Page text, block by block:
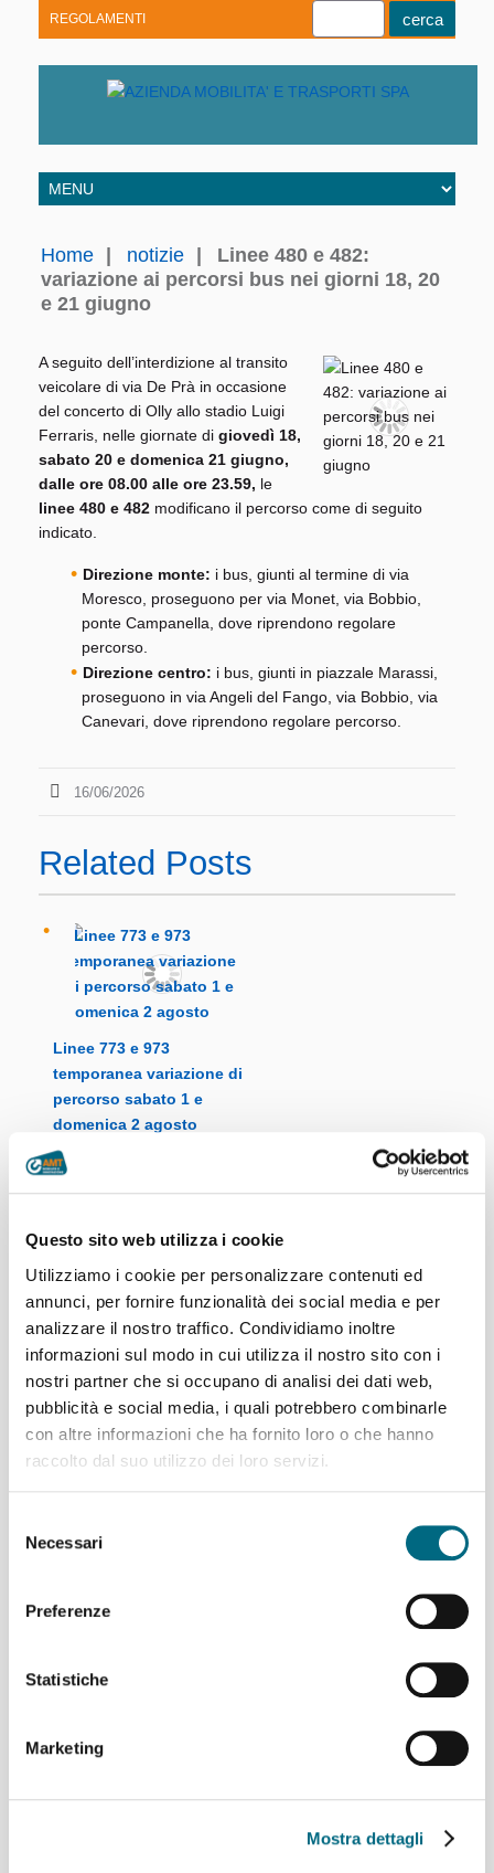
Questo sito web utilizza i cookie
Utilizziamo i cookie per personalizzare contenuti ed
annunci, per fornire funzionalità dei social media e per
analizzare il nostro traffico. Condividiamo inoltre
informazioni sul modo in cui utilizza il nostro sito con i
nostri partner che si occupano di analisi dei dati web,
pubblicità e social media, i quali potrebbero combinarle
con altre informazioni che ha fornito loro o che hanno
raccolto dal suo utilizzo dei loro servizi.
delNecessari
Preferenze
Statistiche
Marketing
Mostra dettagli
REGOLAMENTI
Home notizie
Linee 480 e 482:
variazione ai percorsi bus nei giorni 18, 20
e 21 giugno
A seguito dell’interdizione al transito
veicolare di via De Prà in occasione
del concerto di Olly allo stadio Luigi
Ferraris, nelle giornate di giovedì 18,
sabato 20 e domenica 21 giugno,
dalle ore 08.00 alle ore 23.59, le
linee 480 e 482 modificano il percorso come di seguito
indicato.
Direzione monte: i bus, giunti al termine di via
Moresco, proseguono per via Monet, via Bobbio,
ponte Campanella, dove riprendono regolare
percorso.
Direzione centro: i bus, giunti in piazzale Marassi,
proseguono in via Angeli del Fango, via Bobbio, via
Canevari, dove riprendono regolare percorso.
16/06/2026
Related Posts
Linee 773 e 973
temporanea variazione di
percorso sabato 1 e
domenica 2 agosto
Linea 880 temporanea
variazione di percorso
sabato 1° agosto
Variazioni linee bus per
temporanea variazione di
luglio